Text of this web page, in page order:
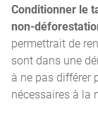
Conditionner le
non-
permettrait de
sont dans une
à ne pas différer
nécessaires à la